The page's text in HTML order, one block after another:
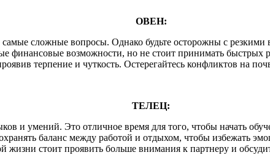
ОВЕН:
сложные вопросы. Однако будьте осторожны с
финансовые возможности, но не стоит принимать
терпение и чуткость. Остерегайтесь конфликтов на
ТЕЛЕЦ:
и умений. Это отличное время для того, чтобы начать
баланс между работой и отдыхом, чтобы избежать
жизни стоит проявить больше внимания к партнеру и